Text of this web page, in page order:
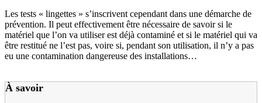
Les tests « lingettes » s’inscrivent cependant dans une démarche de
prévention. Il peut effectivement être nécessaire de savoir si le
matériel que l’on va utiliser est déjà contaminé et si le matériel qui va
être restitué ne l’est pas, voire si, pendant son utilisation, il n’y a pas
eu une contamination dangereuse des installations…
À savoir